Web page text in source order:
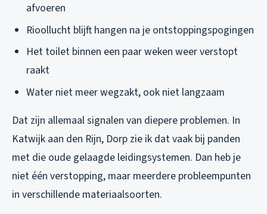
afvoeren
Rioollucht blijft hangen na je ontstoppingspogingen
Het toilet binnen een paar weken weer verstopt
raakt
Water niet meer wegzakt, ook niet langzaam
Dat zijn allemaal signalen van diepere problemen. In
Katwijk aan den Rijn, Dorp zie ik dat vaak bij panden
met die oude gelaagde leidingsystemen. Dan heb je
niet één verstopping, maar meerdere probleempunten
in verschillende materiaalsoorten.